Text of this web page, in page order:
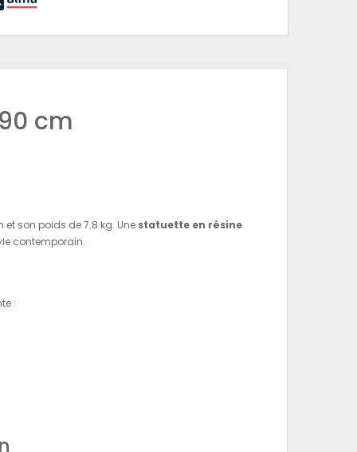
cm
son poids de 7.8 kg. Une statuette en résine
contemporain.
: